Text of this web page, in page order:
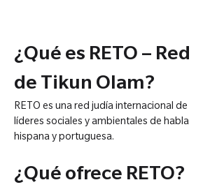
¿Qué es RETO – Red
de Tikun Olam?
RETO es una red judía internacional de
líderes sociales y ambientales de habla
hispana y portuguesa.
¿Qué ofrece RETO?